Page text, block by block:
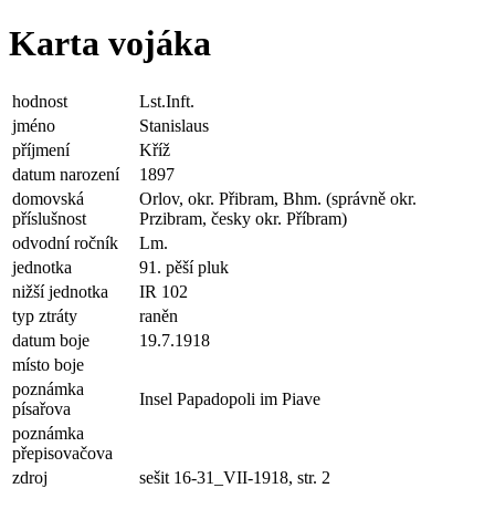
Karta vojáka
hodnost
Lst.Inft.
jméno
Stanislaus
příjmení
Kříž
datum narození
1897
domovská
příslušnost
Orlov, okr. Přibram, Bhm. (správně okr.
Przibram, česky okr. Příbram)
odvodní ročník
Lm.
jednotka
91. pěší pluk
nižší jednotka
IR 102
typ ztráty
raněn
datum boje
19.7.1918
místo boje
poznámka
písařova
Insel Papadopoli im Piave
poznámka
přepisovačova
zdroj
sešit 16-31_VII-1918, str. 2